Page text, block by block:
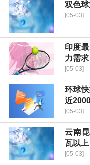
双色
[05-03]
印度
力需
[05-03]
环球
近
[05-03]
云南
瓦以上
[05-03]